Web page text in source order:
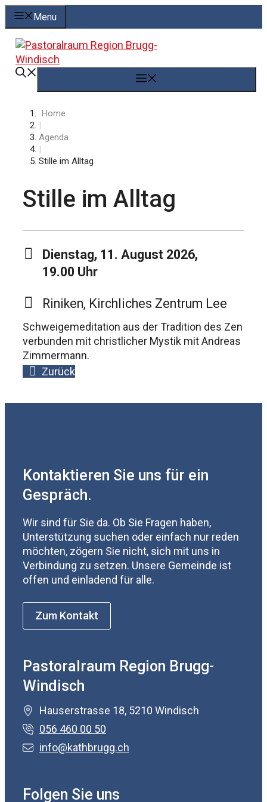
Springe
zum
Inhalt
Menu
Home
|
Agenda
|
Stille im Alltag
Stille im Alltag
Dienstag, 11. August 2026,
19.00 Uhr
Riniken, Kirchliches Zentrum Lee
Schweigemeditation aus der Tradition des Zen
verbunden mit christlicher Mystik mit Andreas
Zimmermann.
Zurück
Kontaktieren Sie uns für ein
Gespräch.
Wir sind für Sie da. Ob Sie Fragen haben,
Unterstützung suchen oder einfach nur reden
möchten, zögern Sie nicht, sich mit uns in
Verbindung zu setzen. Unsere Gemeinde ist
offen und einladend für alle.
Zum Kontakt
Pastoralraum Region Brugg-
Windisch
Hauserstrasse 18, 5210 Windisch
056 460 00 50
info@kathbrugg.ch
Folgen Sie uns